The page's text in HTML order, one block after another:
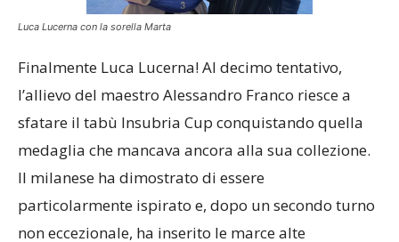
Luca Lucerna con la sorella Marta
Finalmente Luca Lucerna! Al decimo tentativo,
l’allievo del maestro Alessandro Franco riesce a
sfatare il tabù Insubria Cup conquistando quella
medaglia che mancava ancora alla sua collezione.
Il milanese ha dimostrato di essere
particolarmente ispirato e, dopo un secondo turno
non eccezionale, ha inserito le marce alte